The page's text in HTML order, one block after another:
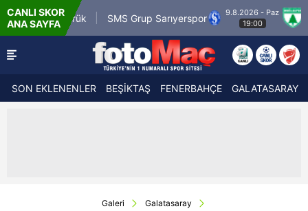
CANLI SKOR
ANA SAYFA SMS Grup Sarıyerspor
9.8.2026 - Paz
19:00
Muğlaspor
SON EKLENENLER BEŞİKTAŞ FENERBAHÇE GALATASARAY
Galeri
Galatasaray